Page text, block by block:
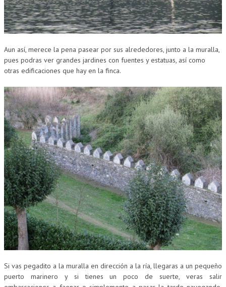
Aun así, merece la pena pasear por sus alrededores, junto a la muralla,
pues podras ver grandes jardines con fuentes y estatuas, así como
otras edificaciones que hay en la finca.
Si vas pegadito a la muralla en dirección a la ría, llegaras a un pequeño
puerto marinero y si tienes un poco de suerte, veras salir